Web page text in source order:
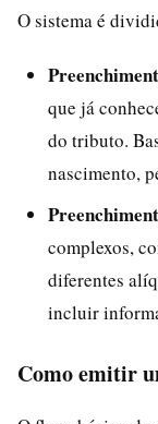
O sistema é
que já
do tributo.
nascimento,
complexos,
diferentes
incluir
Como emitir